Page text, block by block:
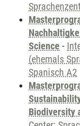
Science -
(ehemals
Spanisch A2
Biodiversity